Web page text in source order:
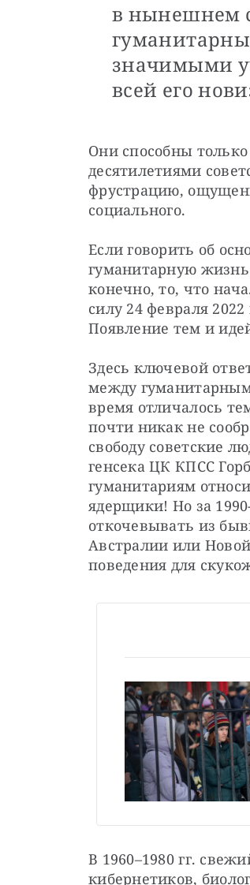
в нынешнем
значимыми
всей его
Они способны
десятилетиями
фрустрацию,
социального.
Если говорить об
гуманитарную жизнь
конечно, то, что
силу 24 февраля
Появление тем и
Здесь ключевой
между
время отличалось
почти никак не
свободу советские
генсека ЦК КПСС
гуманитариям
ядерщики! Но за
откочевывать из
Австралии или
поведения для
В 1960–1980 гг.
кибернетиков,